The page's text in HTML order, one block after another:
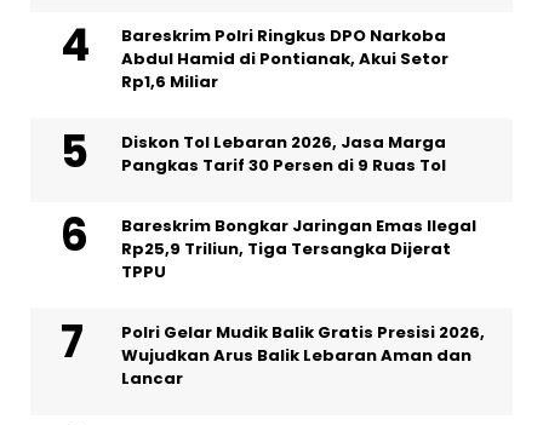
Bareskrim Polri Ringkus DPO Narkoba
Abdul Hamid di Pontianak, Akui Setor
Rp1,6 Miliar
Diskon Tol Lebaran 2026, Jasa Marga
Pangkas Tarif 30 Persen di 9 Ruas Tol
Bareskrim Bongkar Jaringan Emas Ilegal
Rp25,9 Triliun, Tiga Tersangka Dijerat
TPPU
Polri Gelar Mudik Balik Gratis Presisi 2026,
Wujudkan Arus Balik Lebaran Aman dan
Lancar